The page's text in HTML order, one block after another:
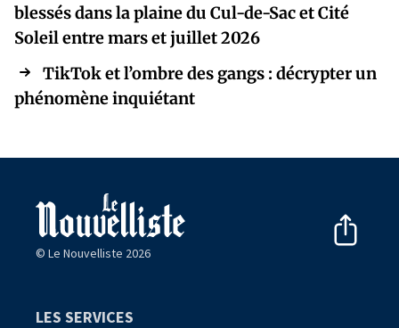
blessés dans la plaine du Cul-de-Sac et Cité
Soleil entre mars et juillet 2026
TikTok et l’ombre des gangs : décrypter un
phénomène inquiétant
© Le Nouvelliste 2026
LES SERVICES